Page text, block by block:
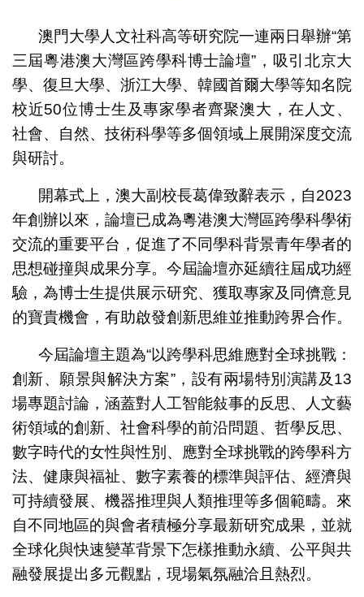
澳門大學人文社科高等研究院一連兩日舉辦“第
三屆粵港澳大灣區跨學科博士論壇”，吸引北京大
學、復旦大學、浙江大學、韓國首爾大學等知名院
校近50位博士生及專家學者齊聚澳大，在人文、
社會、自然、技術科學等多個領域上展開深度交流
與研討。
開幕式上，澳大副校長葛偉致辭表示，自2023
年創辦以來，論壇已成為粵港澳大灣區跨學科學術
交流的重要平台，促進了不同學科背景青年學者的
思想碰撞與成果分享。今屆論壇亦延續往屆成功經
驗，為博士生提供展示研究、獲取專家及同儕意見
的寶貴機會，有助啟發創新思維並推動跨界合作。
今屆論壇主題為“以跨學科思維應對全球挑戰：
創新、願景與解決方案”，設有兩場特別演講及13
場專題討論，涵蓋對人工智能敍事的反思、人文藝
術領域的創新、社會科學的前沿問題、哲學反思、
數字時代的女性與性別、應對全球挑戰的跨學科方
法、健康與福祉、數字素養的標準與評估、經濟與
可持續發展、機器推理與人類推理等多個範疇。來
自不同地區的與會者積極分享最新研究成果，並就
全球化與快速變革背景下怎樣推動永續、公平與共
融發展提出多元觀點，現場氣氛融洽且熱烈。